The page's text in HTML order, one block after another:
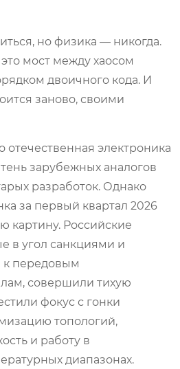
но физика — никогда.
мост между хаосом
двоичного кода. И
заново, своими
отечественная электроника
зарубежных аналогов
разработок. Однако
за первый квартал 2026
картину. Российские
в угол санкциями и
к передовым
совершили тихую
фокус с гонки
топологий,
и работу в
диапазонах.